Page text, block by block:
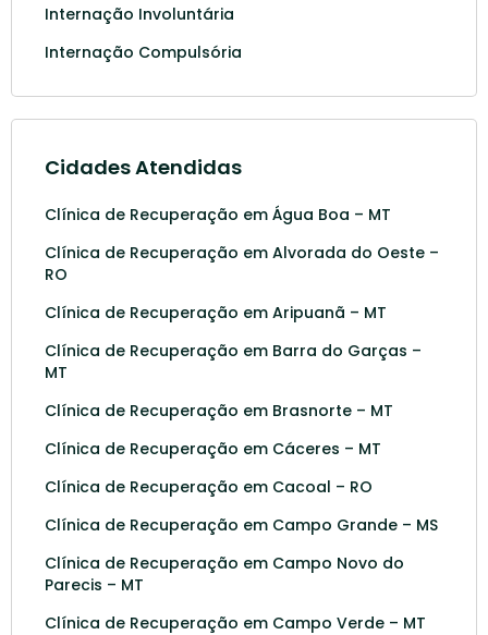
Internação Involuntária
Internação Compulsória
Cidades Atendidas
Clínica de Recuperação em Água Boa – MT
Clínica de Recuperação em Alvorada do Oeste –
RO
Clínica de Recuperação em Aripuanã – MT
Clínica de Recuperação em Barra do Garças –
MT
Clínica de Recuperação em Brasnorte – MT
Clínica de Recuperação em Cáceres – MT
Clínica de Recuperação em Cacoal – RO
Clínica de Recuperação em Campo Grande – MS
Clínica de Recuperação em Campo Novo do
Parecis – MT
Clínica de Recuperação em Campo Verde – MT